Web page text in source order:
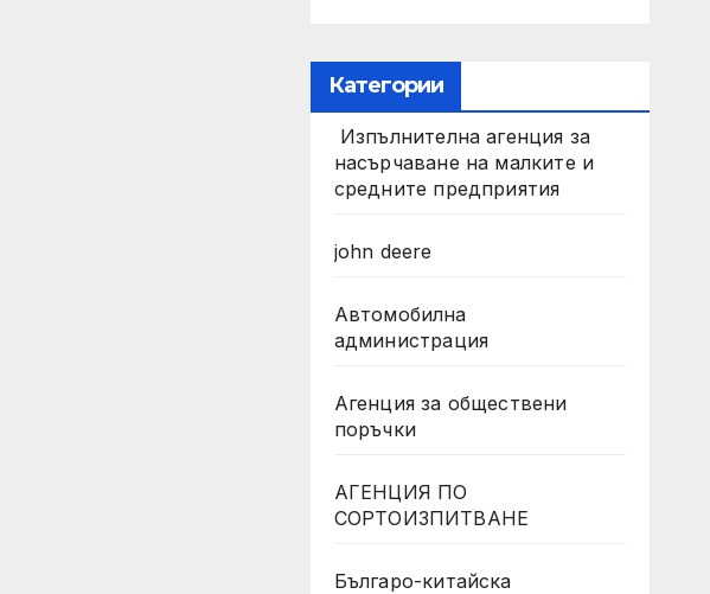
Категории
Изпълнителна агенция за
насърчаване на малките и
средните предприятия
john deere
Автомобилна
администрация
Агенция за обществени
поръчки
АГЕНЦИЯ ПО
СОРТОИЗПИТВАНЕ
Българо-китайска